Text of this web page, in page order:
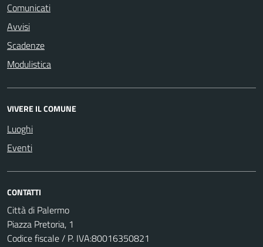
Comunicati
Avvisi
Scadenze
Modulistica
VIVERE IL COMUNE
Luoghi
Eventi
CONTATTI
Città di Palermo
Piazza Pretoria, 1
Codice fiscale / P. IVA:80016350821